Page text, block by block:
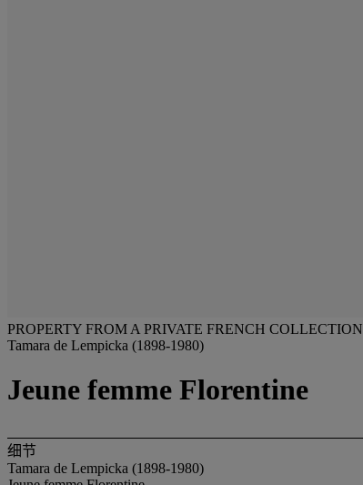
PROPERTY FROM A PRIVATE FRENCH COLLECTION
Tamara de Lempicka (1898-1980)
Jeune femme Florentine
细节
Tamara de Lempicka (1898-1980)